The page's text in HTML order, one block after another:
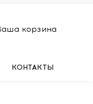
корзина
КОНТАКТЫ